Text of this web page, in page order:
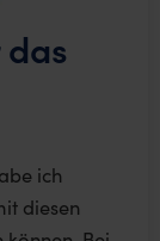
ich
diesen